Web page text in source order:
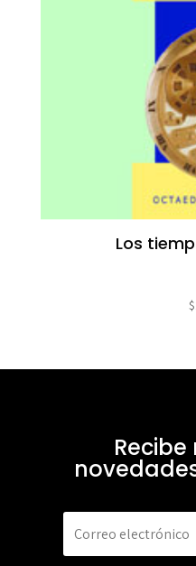
Los
$